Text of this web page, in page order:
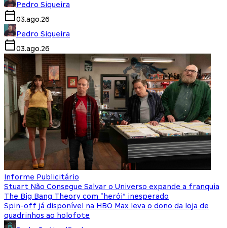
Pedro Siqueira
03.ago.26
Pedro Siqueira
03.ago.26
Informe Publicitário
Stuart Não Consegue Salvar o Universo expande a franquia
The Big Bang Theory com “herói” inesperado
Spin-off já disponível na HBO Max leva o dono da loja de
quadrinhos ao holofote